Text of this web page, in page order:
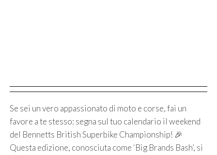
Se sei un vero appassionato di moto e corse, fai un
favore a te stesso: segna sul tuo calendario il weekend
del Bennetts British Superbike Championship! 🎉
Questa edizione, conosciuta come ‘Big Brands Bash’, si